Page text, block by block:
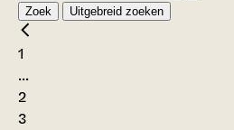
Zoek Uitgebreid zoeken
1
...
2
3